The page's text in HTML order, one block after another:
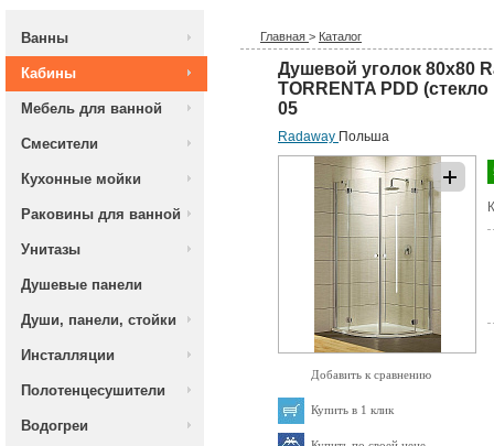
Ванны
Кабины
Мебель для ванной
Смесители
Кухонные мойки
Раковины для ванной
Унитазы
Душевые панели
Души, панели, стойки
Инсталляции
Полотенцесушители
Водогреи
Главная > Каталог
Душевой уголок 80х80
TORRENTA PDD
05
Radaway Польша
Добавить к сравнению
Купить в 1 клик